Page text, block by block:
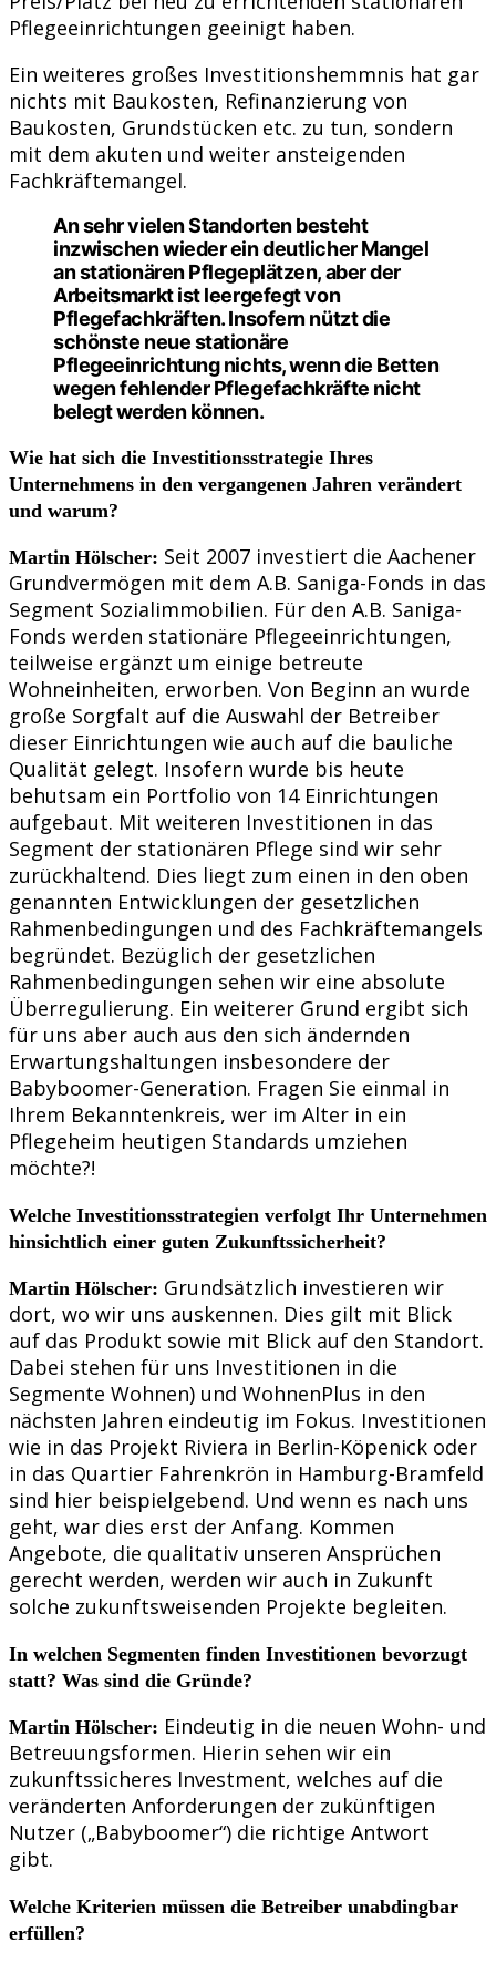
Pflegeeinrichtungen geeinigt haben.
Ein weiteres großes Investitionshemmnis hat gar
nichts mit Baukosten, Refinanzierung von
Baukosten, Grundstücken etc. zu tun, sondern
mit dem akuten und weiter ansteigenden
Fachkräftemangel.
An sehr vielen Standorten besteht
inzwischen wieder ein deutlicher Mangel
an stationären Pflegeplätzen, aber der
Arbeitsmarkt ist leergefegt von
Pflegefachkräften. Insofern nützt die
schönste neue stationäre
Pflegeeinrichtung nichts, wenn die Betten
wegen fehlender Pflegefachkräfte nicht
belegt werden können.
Wie hat sich die Investitionsstrategie Ihres
Unternehmens in den vergangenen Jahren verändert
und warum?
Martin Hölscher: Seit 2007 investiert die Aachener
Grundvermögen mit dem A.B. Saniga-Fonds in das
Segment Sozialimmobilien. Für den A.B. Saniga-
Fonds werden stationäre Pflegeeinrichtungen,
teilweise ergänzt um einige betreute
Wohneinheiten, erworben. Von Beginn an wurde
große Sorgfalt auf die Auswahl der Betreiber
dieser Einrichtungen wie auch auf die bauliche
Qualität gelegt. Insofern wurde bis heute
behutsam ein Portfolio von 14 Einrichtungen
aufgebaut. Mit weiteren Investitionen in das
Segment der stationären Pflege sind wir sehr
zurückhaltend. Dies liegt zum einen in den oben
genannten Entwicklungen der gesetzlichen
Rahmenbedingungen und des Fachkräftemangels
begründet. Bezüglich der gesetzlichen
Rahmenbedingungen sehen wir eine absolute
Überregulierung. Ein weiterer Grund ergibt sich
für uns aber auch aus den sich ändernden
Erwartungshaltungen insbesondere der
Babyboomer-Generation. Fragen Sie einmal in
Ihrem Bekanntenkreis, wer im Alter in ein
Pflegeheim heutigen Standards umziehen
möchte?!
Welche Investitionsstrategien verfolgt Ihr Unternehmen
hinsichtlich einer guten Zukunftssicherheit?
Martin Hölscher: Grundsätzlich investieren wir
dort, wo wir uns auskennen. Dies gilt mit Blick
auf das Produkt sowie mit Blick auf den Standort.
Dabei stehen für uns Investitionen in die
Segmente Wohnen) und WohnenPlus in den
nächsten Jahren eindeutig im Fokus. Investitionen
wie in das Projekt Riviera in Berlin-Köpenick oder
in das Quartier Fahrenkrön in Hamburg-Bramfeld
sind hier beispielgebend. Und wenn es nach uns
geht, war dies erst der Anfang. Kommen
Angebote, die qualitativ unseren Ansprüchen
gerecht werden, werden wir auch in Zukunft
solche zukunftsweisenden Projekte begleiten.
In welchen Segmenten finden Investitionen bevorzugt
statt? Was sind die Gründe?
Martin Hölscher: Eindeutig in die neuen Wohn- und
Betreuungsformen. Hierin sehen wir ein
zukunftssicheres Investment, welches auf die
veränderten Anforderungen der zukünftigen
Nutzer („Babyboomer“) die richtige Antwort
gibt.
Welche Kriterien müssen die Betreiber unabdingbar
erfüllen?